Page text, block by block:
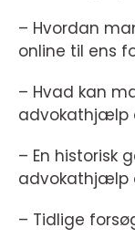
– Hvordan
online til ens
– Hvad kan
advokathjælp
– En historisk
advokathjælp
– Tidlige